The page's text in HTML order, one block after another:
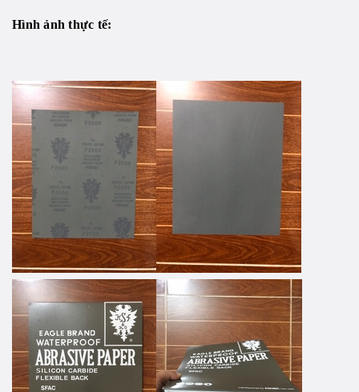
Hình ảnh thực tế: